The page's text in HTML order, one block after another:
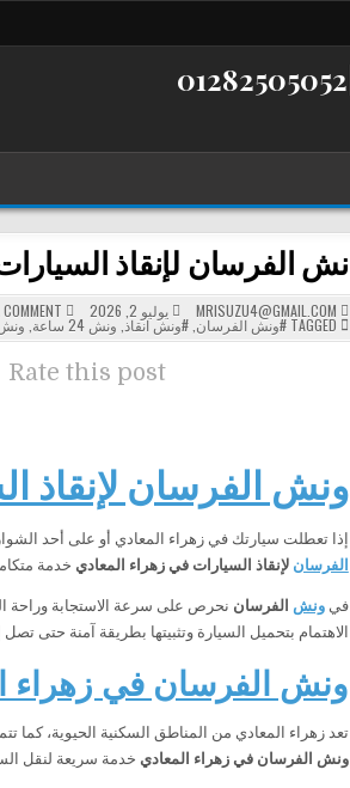
نش الفرسان لإنقاذ السيارات في
MRISUZU4@GMAIL.COM يوليو 2, 2026 COMMENT
#ونش الفرسان ,#ونش انقاذ ونش 24 ساعة ونش
Rate this post
ونش الفرسان لإنقاذ
إذا تعطلت سيارتك في زهراء المعادي أو على أحد
الفرسان لإنقاذ السيارات في زهراء المعادي خدمة متكاملة تعمل على مدار
فيونش الفرسان نحرص على سرعة الاستجابة وراحة
الاهتمام بتحميل السيارة وتثبيتها بطريقة آمنة حتى
ونش الفرسان في زهراء
تعد زهراء المعادي من المناطق السكنية الحيوية،
ونش الفرسان في زهراء المعادي خدمة سريعة لنقل